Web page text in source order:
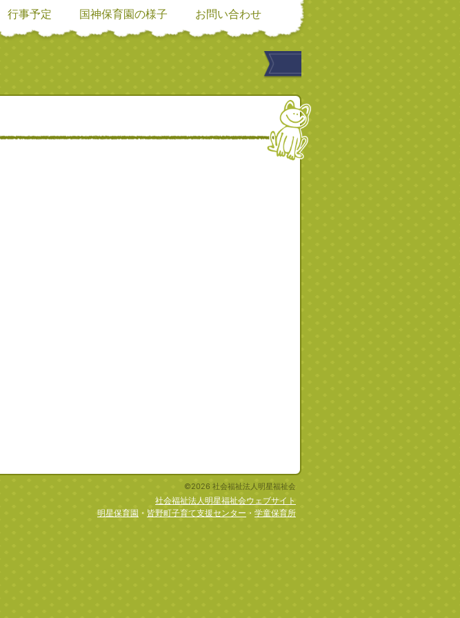
行事予定 国神保育園の様子 お問い合わせ
©2026 社会福祉法人明星福祉会
社会福祉法人明星福祉会ウェブサイト
明星保育園 ・ 皆野町子育て支援センター ・ 学童保育所